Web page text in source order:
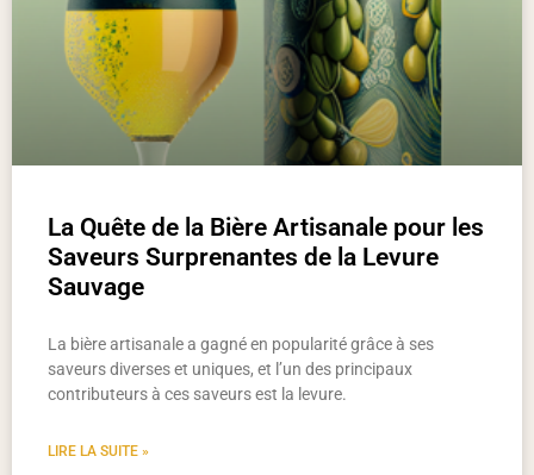
La Quête de la Bière Artisanale pour les
Saveurs Surprenantes de la Levure
Sauvage
La bière artisanale a gagné en popularité grâce à ses
saveurs diverses et uniques, et l’un des principaux
contributeurs à ces saveurs est la levure.
LIRE LA SUITE »